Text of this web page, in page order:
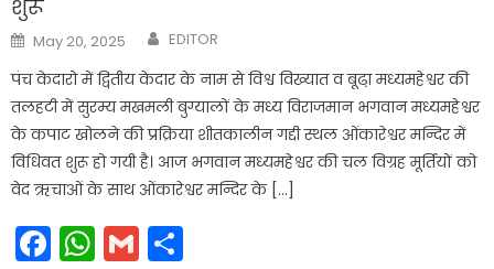
शुरू
Posted
on
May 20, 2025 Author
EDITOR
पंच केदारो में द्वितीय केदार के नाम से विश्व विख्यात व बूढा़ मध्यमहेश्वर की
तलहटी में सुरम्य मखमली बुग्यालों के मध्य विराजमान भगवान मध्यमहेश्वर
के कपाट खोलने की प्रक्रिया शीतकालीन गद्दी स्थल ओंकारेश्वर मन्दिर में
विधिवत शुरू हो गयी है। आज भगवान मध्यमहेश्वर की चल विग्रह मूर्तियों को
वेद ऋचाओं के साथ ओंकारेश्वर मन्दिर के […]
Facebook
WhatsApp
Gmail